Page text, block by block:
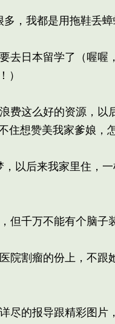
，我都是用拖鞋丢
去日本留学了（喔喔
）
费这么好的资源，以
住想赞美我家爹娘
以后来我家里住，
但千万不能有个脑子
院割瘤的份上，不跟
尽的报导跟精彩图片